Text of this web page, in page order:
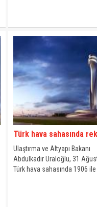
Türk hava sahasında
Ulaştırma ve Altyapı Bakanı
Abdulkadir Uraloğlu, 31
Türk hava sahasında 1906